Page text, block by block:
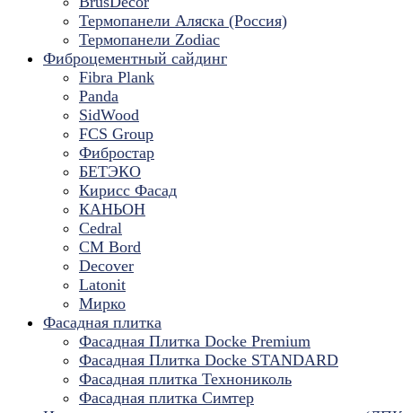
Термопанели Аляска (Россия)
Термопанели Zodiac
Фиброцементный сайдинг
Fibra Plank
Panda
SidWood
FCS Group
Фибростар
БЕТЭКО
Кирисс Фасад
КАНЬОН
Cedral
CM Bord
Decover
Latonit
Мирко
Фасадная плитка
Фасадная Плитка Docke Premium
Фасадная Плитка Docke STANDARD
Фасадная плитка Технониколь
Фасадная плитка Симтер